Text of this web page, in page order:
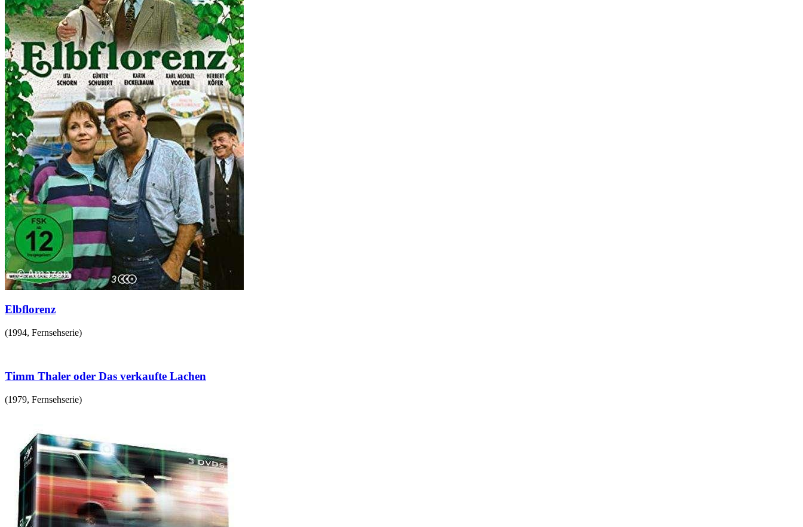
Elbflorenz
(1994, Fernsehserie)
Timm Thaler oder Das verkaufte Lachen
(1979, Fernsehserie)